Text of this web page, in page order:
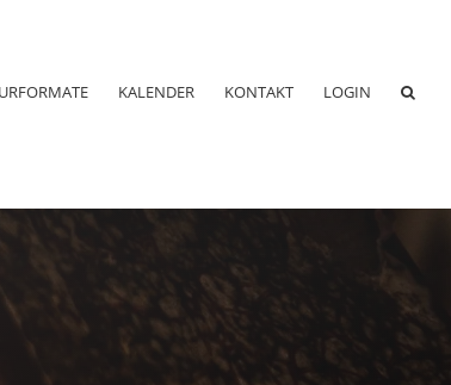
KALENDER KONTAKT LOGIN